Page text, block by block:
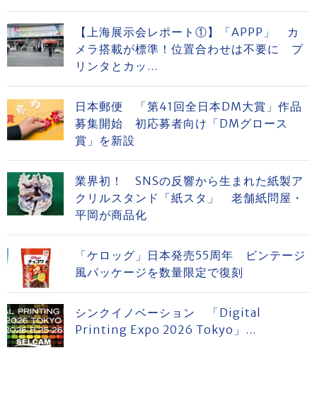
【上海展示会レポート①】「APPP」 カ
メラ搭載が標準！位置合わせは不要に プ
リンタとカッ...
日本郵便 「第41回全日本DM大賞」作品
募集開始 初応募者向け「DMグロース
賞」を新設
業界初！ SNSの反響から生まれた紙製ア
クリルスタンド「紙スタ」 老舗紙問屋・
平岡が商品化
「ケロッグ」日本発売55周年 ビンテージ
風パッケージを数量限定で復刻
シンクイノベーション 「Digital
Printing Expo 2026 Tokyo」...